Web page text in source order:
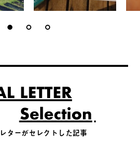
ターがセレクトした記事